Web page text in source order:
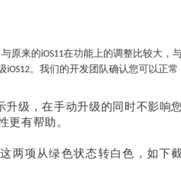
原来的iOS11在功能上的调整比较大，
iOS12。我们的开发团队确认您可以正常
级，在手动升级的同时不影响您
更有帮助。
两项从绿色状态转白色，如下